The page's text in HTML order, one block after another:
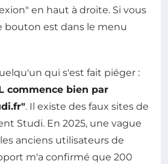
en haut à droite. Si vous
bouton est dans le menu
qui s'est fait piéger :
commence bien par
. Il existe des faux sites de
Studi. En 2025, une vague
anciens utilisateurs de
m'a confirmé que 200